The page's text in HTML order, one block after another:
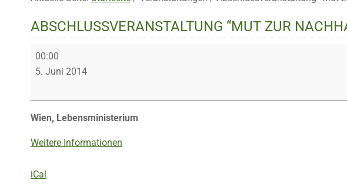
ABSCHLUSSVERANSTALTUNG “MUT ZUR
Abschlussveranstaltung
“Mut
00:00
5. Juni 2014
Wien, Lebensministerium
Weitere Informationen
iCal